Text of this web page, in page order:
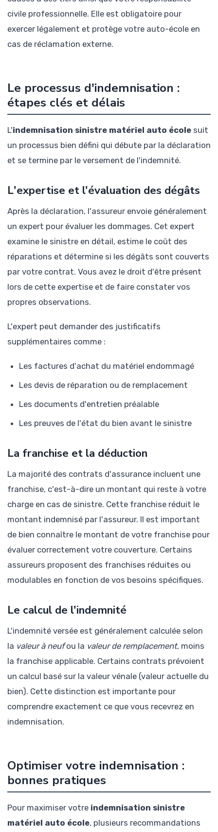
civile professionnelle. Elle est obligatoire pour
exercer légalement et protège votre auto-école en
cas de réclamation externe.
Le processus d'indemnisation :
étapes clés et délais
L'indemnisation sinistre matériel auto école suit
un processus bien défini qui débute par la déclaration
et se termine par le versement de l'indemnité.
L'expertise et l'évaluation des dégâts
Après la déclaration, l'assureur envoie généralement
un expert pour évaluer les dommages. Cet expert
examine le sinistre en détail, estime le coût des
réparations et détermine si les dégâts sont couverts
par votre contrat. Vous avez le droit d'être présent
lors de cette expertise et de faire constater vos
propres observations.
L'expert peut demander des justificatifs
supplémentaires comme :
Les factures d'achat du matériel endommagé
Les devis de réparation ou de remplacement
Les documents d'entretien préalable
Les preuves de l'état du bien avant le sinistre
La franchise et la déduction
La majorité des contrats d'assurance incluent une
franchise, c'est-à-dire un montant qui reste à votre
charge en cas de sinistre. Cette franchise réduit le
montant indemnisé par l'assureur. Il est important
de bien connaître le montant de votre franchise pour
évaluer correctement votre couverture. Certains
assureurs proposent des franchises réduites ou
modulables en fonction de vos besoins spécifiques.
Le calcul de l'indemnité
L'indemnité versée est généralement calculée selon
la valeur à neufou la valeur de remplacement, moins
la franchise applicable. Certains contrats prévoient
un calcul basé sur la valeur vénale (valeur actuelle du
bien). Cette distinction est importante pour
comprendre exactement ce que vous recevrez en
indemnisation.
Optimiser votre indemnisation :
bonnes pratiques
Pour maximiser votre indemnisation sinistre
matériel auto école, plusieurs recommandations